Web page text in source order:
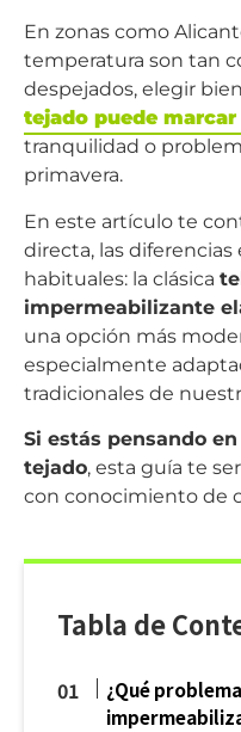
En zonas como
temperatura son tan
despejados, elegir bien
tejado puede
tranquilidad o
primavera.
En este artículo te
directa, las
habituales: la clásica
impermeabilizante
una opción más
especialmente
tradicionales de
Si estás pensando
tejado, esta guía te
con conocimiento de
Tabla de
¿Qué